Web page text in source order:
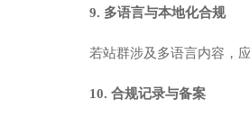
9. 多语言与本地化合规
若站群涉及多语言内容，
10. 合规记录与备案